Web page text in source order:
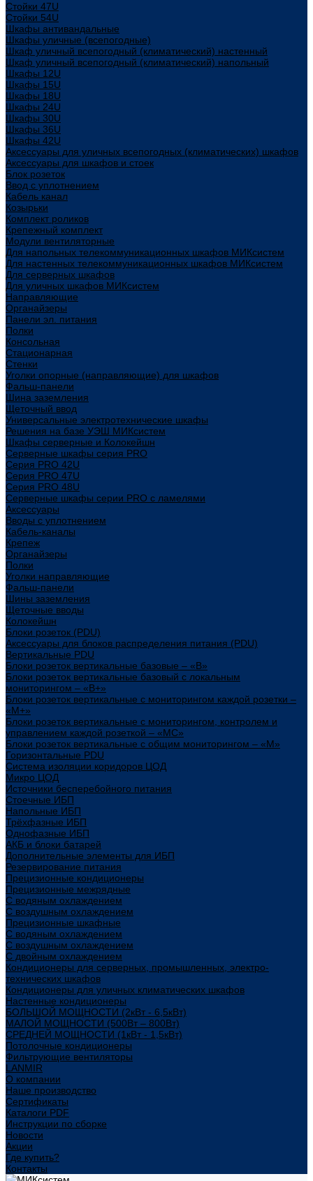
Стойки 47U
Стойки 54U
Шкафы антивандальные
Шкафы уличные (всепогодные)
Шкаф уличный всепогодный (климатический) настенный
Шкаф уличный всепогодный (климатический) напольный
Шкафы 12U
Шкафы 15U
Шкафы 18U
Шкафы 24U
Шкафы 30U
Шкафы 36U
Шкафы 42U
Аксессуары для уличных всепогодных (климатических) шкафов
Аксессуары для шкафов и стоек
Блок розеток
Ввод с уплотнением
Кабель канал
Козырьки
Комплект роликов
Крепежный комплект
Модули вентиляторные
Для напольных телекоммуникационных шкафов МИКсистем
Для настенных телекоммуникационных шкафов МИКсистем
Для серверных шкафов
Для уличных шкафов МИКсистем
Направляющие
Органайзеры
Панели эл. питания
Полки
Консольная
Стационарная
Стенки
Уголки опорные (направляющие) для шкафов
Фальш-панели
Шина заземления
Щеточный ввод
Универсальные электротехнические шкафы
Решения на базе УЭШ МИКсистем
Шкафы серверные и Колокейшн
Серверные шкафы серия PRO
Серия PRO 42U
Серия PRO 47U
Серия PRO 48U
Серверные шкафы серии PRO с ламелями
Аксессуары
Вводы с уплотнением
Кабель-каналы
Крепеж
Органайзеры
Полки
Уголки направляющие
Фальш-панели
Шины заземления
Щеточные вводы
Колокейшн
Блоки розеток (PDU)
Аксессуары для блоков распределения питания (PDU)
Вертикальные PDU
Блоки розеток вертикальные базовые – «В»
Блоки розеток вертикальные базовый с локальным
мониторингом – «В+»
Блоки розеток вертикальные с мониторингом каждой розетки –
«М+»
Блоки розеток вертикальные с мониторингом, контролем и
управлением каждой розеткой – «МС»
Блоки розеток вертикальные с общим мониторингом – «М»
Горизонтальные PDU
Система изоляции коридоров ЦОД
Микро ЦОД
Источники бесперебойного питания
Стоечные ИБП
Напольные ИБП
Трёхфазные ИБП
Однофазные ИБП
АКБ и блоки батарей
Дополнительные элементы для ИБП
Резервирование питания
Прецизионные кондиционеры
Прецизионные межрядные
С водяным охлаждением
С воздушным охлаждением
Прецизионные шкафные
С водяным охлаждением
С воздушным охлаждением
С двойным охлаждением
Кондиционеры для серверных, промышленных, электро-
технических шкафов
Кондиционеры для уличных климатических шкафов
Настенные кондиционеры
БОЛЬШОЙ МОЩНОСТИ (2кВт - 6,5кВт)
МАЛОЙ МОЩНОСТИ (500Вт – 800Вт)
СРЕДНЕЙ МОЩНОСТИ (1кВт - 1,5кВт)
Потолочные кондиционеры
Фильтрующие вентиляторы
LANMIR
О компании
Наше производство
Сертификаты
Каталоги PDF
Инструкции по сборке
Новости
Акции
Где купить?
Контакты